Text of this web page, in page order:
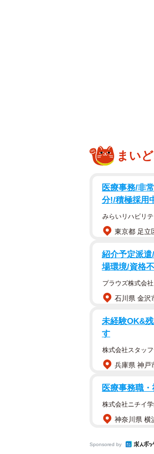
神戸市は数多く
す。一方、弱点
です。そこで神
「Port Loop」は
まい
医療事務/非
分!/積極採用
みらいリハビリ
東京都 足立
紹介予定派
場環境/資格
プラウズ株式会社
石川県 金沢
未経験OK&
す
株式会社スタッ
兵庫県 神戸
医療事務職
株式会社ニチイ
神奈川県 横
Sponsored by